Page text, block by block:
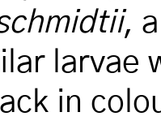
,
larvae
in